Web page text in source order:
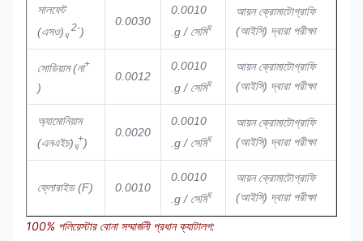
সালফেট
(এসও)ঘ
2-)
0.0030
0.0010
.g / সেমিঘ
আয়ন ক্রোমাটোগ্রাফি
(আইসি) দ্বারা পরীক্ষা
সোডিয়াম (না+
)
0.0012
0.0010
.g / সেমিঘ
আয়ন ক্রোমাটোগ্রাফি
(আইসি) দ্বারা পরীক্ষা
অ্যামোনিয়াম
(এনএইচ)ঘ
+)
0.0020
0.0010
.g / সেমিঘ
আয়ন ক্রোমাটোগ্রাফি
(আইসি) দ্বারা পরীক্ষা
ফ্লোরাইড (F) 0.0010
0.0010
.g / সেমিঘ
আয়ন ক্রোমাটোগ্রাফি
(আইসি) দ্বারা পরীক্ষা
100% পলিয়েস্টার বোনা সম্মার্জনী প্রধান ক্যাটালগ: